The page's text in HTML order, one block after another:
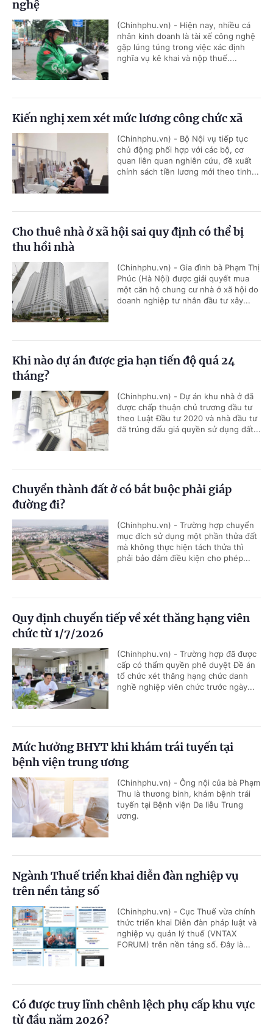
nghệ
(Chinhphu.vn) - Hiện nay, nhiều cá
nhân kinh doanh là tài xế công nghệ
gặp lúng túng trong việc xác định
nghĩa vụ kê khai và nộp thuế....
Kiến nghị xem xét mức lương công chức xã
(Chinhphu.vn) - Bộ Nội vụ tiếp tục
chủ động phối hợp với các bộ, cơ
quan liên quan nghiên cứu, đề xuất
chính sách tiền lương mới theo tinh...
Cho thuê nhà ở xã hội sai quy định có thể bị
thu hồi nhà
(Chinhphu.vn) - Gia đình bà Phạm Thị
Phúc (Hà Nội) được giải quyết mua
một căn hộ chung cư nhà ở xã hội do
doanh nghiệp tư nhân đầu tư xây...
Khi nào dự án được gia hạn tiến độ quá 24
tháng?
(Chinhphu.vn) - Dự án khu nhà ở đã
được chấp thuận chủ trương đầu tư
theo Luật Đầu tư 2020 và nhà đầu tư
đã trúng đấu giá quyền sử dụng đất...
Chuyển thành đất ở có bắt buộc phải giáp
đường đi?
(Chinhphu.vn) - Trường hợp chuyển
mục đích sử dụng một phần thửa đất
mà không thực hiện tách thửa thì
phải bảo đảm điều kiện cho phép...
Quy định chuyển tiếp về xét thăng hạng viên
chức từ 1/7/2026
(Chinhphu.vn) - Trường hợp đã được
cấp có thẩm quyền phê duyệt Đề án
tổ chức xét thăng hạng chức danh
nghề nghiệp viên chức trước ngày...
Mức hưởng BHYT khi khám trái tuyến tại
bệnh viện trung ương
(Chinhphu.vn) - Ông nội của bà Phạm
Thu là thương binh, khám bệnh trái
tuyến tại Bệnh viện Da liễu Trung
ương.
Ngành Thuế triển khai diễn đàn nghiệp vụ
trên nền tảng số
(Chinhphu.vn) - Cục Thuế vừa chính
thức triển khai Diễn đàn pháp luật và
nghiệp vụ quản lý thuế (VNTAX
FORUM) trên nền tảng số. Đây là...
Có được truy lĩnh chênh lệch phụ cấp khu vực
từ đầu năm 2026?